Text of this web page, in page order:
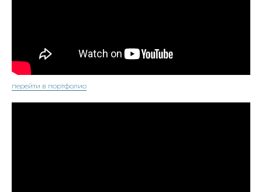
перейти в портфолио